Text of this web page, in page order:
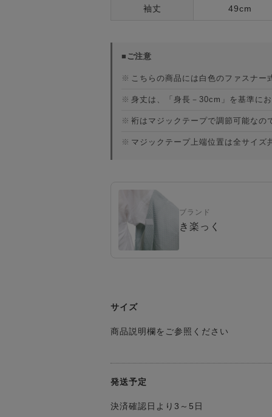
袖丈 49cm
■ご注意
※ こちらの商品には白色のファスナ
※ 身丈は、「身長－30cm」を基準に
※ 裄はマジックテープで調節可能なの
※ マジックテープ上端位置は全サイ
ブランド
き楽っく
サイズ
商品説明欄をご参照ください
発送予定
決済確認日より3～5日